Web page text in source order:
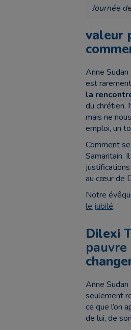
Journée
valeur
Anne Sudan
est
la
du chrétien.
mais ne
emploi, un
Comment
Samaritain.
au cœur de
Notre
le jubilé.
Dilexi
pauvre
Anne
seulement
ce que l’on
de lui, de